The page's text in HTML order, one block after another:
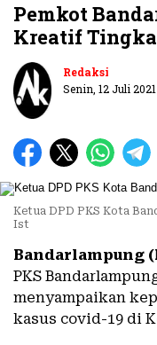
Pemkot
Kreatif
Redaksi
Senin, 12 Juli
Ketua DPD PKS Kota
Ist
Bandarlampung
PKS
menyampaikan
kasus covid-19 di